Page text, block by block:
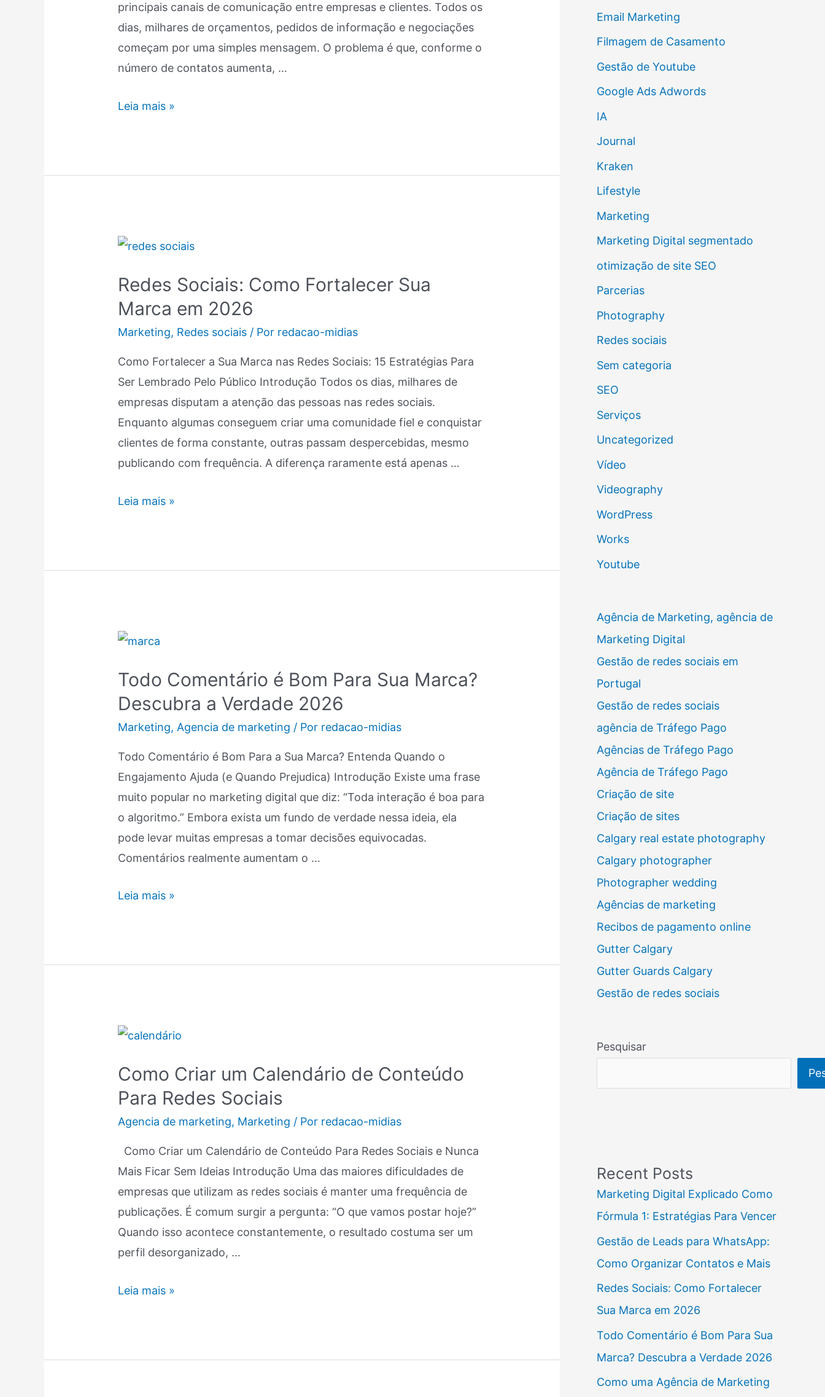
principais canais de comunicação entre empresas e clientes. Todos os
dias, milhares de orçamentos, pedidos de informação e negociações
começam por uma simples mensagem. O problema é que, conforme o
número de contatos aumenta, …
e
Mais
Leia mais »
Redes Sociais: Como Fortalecer Sua
Marca em 2026
Marketing, Redes sociais / Por redacao-midias
Como Fortalecer a Sua Marca nas Redes Sociais: 15 Estratégias Para
Ser Lembrado Pelo Público Introdução Todos os dias, milhares de
empresas disputam a atenção das pessoas nas redes sociais.
Enquanto algumas conseguem criar uma comunidade fiel e conquistar
clientes de forma constante, outras passam despercebidas, mesmo
publicando com frequência. A diferença raramente está apenas …
Redes
Como
Fortalecer
Sua
em
2026
Leia mais »
Todo Comentário é Bom Para Sua Marca?
Descubra a Verdade 2026
Marketing, Agencia de marketing / Por redacao-midias
Todo Comentário é Bom Para a Sua Marca? Entenda Quando o
Engajamento Ajuda (e Quando Prejudica) Introdução Existe uma frase
muito popular no marketing digital que diz: “Toda interação é boa para
o algoritmo.” Embora exista um fundo de verdade nessa ideia, ela
pode levar muitas empresas a tomar decisões equivocadas.
Comentários realmente aumentam o …
Todo
Bom
Para
Marca?
Descubra
a
Verdade
2026
Leia mais »
Como Criar um Calendário de Conteúdo
Para Redes Sociais
Agencia de marketing, Marketing / Por redacao-midias
Como Criar um Calendário de Conteúdo Para Redes Sociais e Nunca
Mais Ficar Sem Ideias Introdução Uma das maiores dificuldades de
empresas que utilizam as redes sociais é manter uma frequência de
publicações. É comum surgir a pergunta: “O que vamos postar hoje?”
Quando isso acontece constantemente, o resultado costuma ser um
perfil desorganizado, …
Como
um
Calendário
de
Para
Redes
Sociais
Leia mais »
Email Marketing
Filmagem de Casamento
Gestão de Youtube
Google Ads Adwords
IA
Journal
Kraken
Lifestyle
Marketing
Marketing Digital segmentado
otimização de site SEO
Parcerias
Photography
Redes sociais
Sem categoria
SEO
Serviços
Uncategorized
Vídeo
Videography
WordPress
Works
Youtube
Agência de Marketing, agência de
Marketing Digital
Gestão de redes sociais em
Portugal
Gestão de redes sociais
agência de Tráfego Pago
Agências de Tráfego Pago
Agência de Tráfego Pago
Criação de site
Criação de sites
Calgary real estate photography
Calgary photographer
Photographer wedding
Agências de marketing
Recibos de pagamento online
Gutter Calgary
Gutter Guards Calgary
Gestão de redes sociais
Pesquisar
Recent Posts
Marketing Digital Explicado Como
Fórmula 1: Estratégias Para Vencer
Gestão de Leads para WhatsApp:
Como Organizar Contatos e Mais
Redes Sociais: Como Fortalecer
Sua Marca em 2026
Todo Comentário é Bom Para Sua
Marca? Descubra a Verdade 2026
Como uma Agência de Marketing